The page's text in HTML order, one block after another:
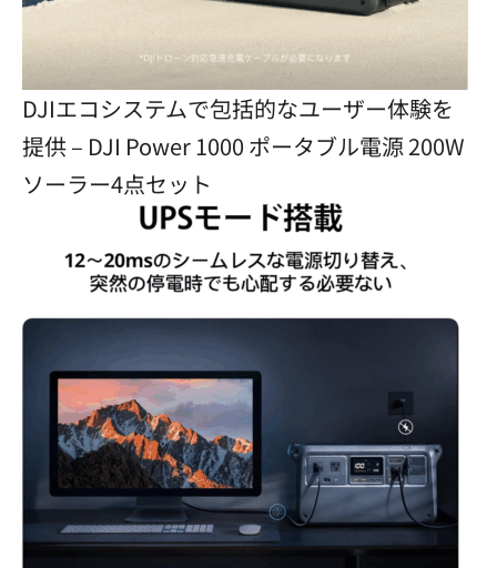
DJIエコシステムで包括的なユーザー体験を
提供 – DJI Power 1000 ポータブル電源 200W
ソーラー4点セット